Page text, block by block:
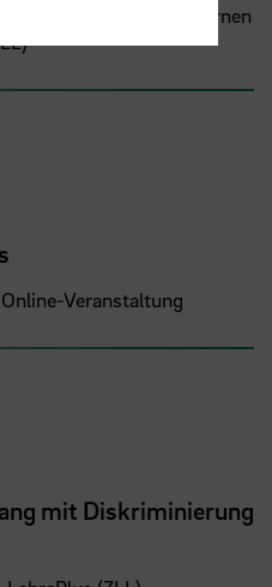
für Lehren und Lernen
Online-Veranstaltung
mit Diskriminierung